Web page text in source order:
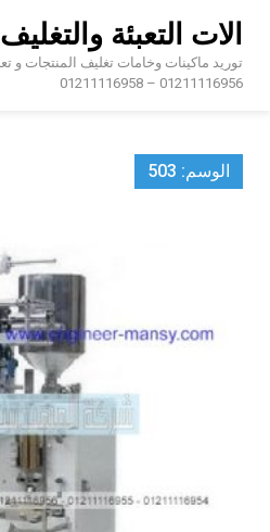
content
الات التعبئة والتغليف
01211116956 – 01211116958
الوسم: 503